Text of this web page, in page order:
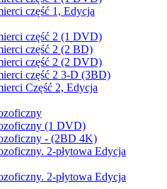
część 1, Edycja
część 2 (1 DVD)
część 2 (2 BD)
część 2 (2 DVD)
część 2 3-D (3BD)
Część 2, Edycja
(1 DVD)
- (2BD 4K)
2-płytowa Edycja
2-płytowa Edycja